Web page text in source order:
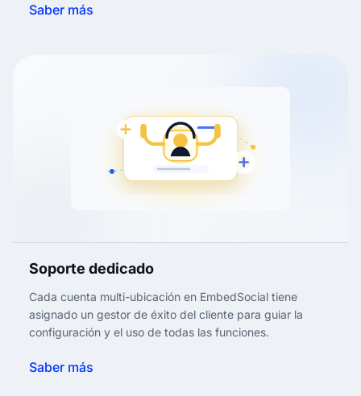
Saber más
Soporte dedicado
Cada cuenta multi-ubicación en EmbedSocial tiene
asignado un gestor de éxito del cliente para guiar la
configuración y el uso de todas las funciones.
Saber más